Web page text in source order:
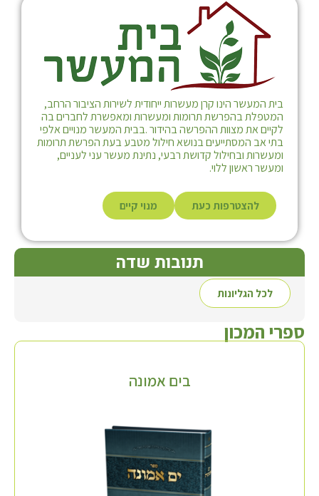
בית המעשר הינו קרן מעשרות ייחודית לשירות הציבור הרחב,
המטפלת בהפרשת תרומות ומעשרות ומאפשרת לחברים בה
לקיים את מצוות ההפרשה בהידור .בבית המעשר מנויים אלפי
בתי אב המסתייעים בנושא חילול מטבע בעת הפרשת תרומות
ומעשרות ובחילול קדושת רבעי, נתינת מעשר עני לעניים,
ומעשר ראשון ללוי.
להצטרפות כעת מנוי קיים
תנובות שדה
לכל הגליונות
ספרי המכון
בים אמונה